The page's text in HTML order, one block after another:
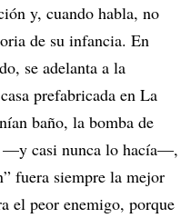
y, cuando habla, no
de su infancia. En
se adelanta a la
prefabricada en La
baño, la bomba de
—y casi nunca lo hacía—,
fuera siempre la mejor
el peor enemigo, porque